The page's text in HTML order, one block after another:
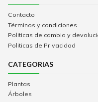
Contacto
Términos y condiciones
Politicas de cambio y
Politicas de Privacidad
CATEGORIAS
Plantas
Árboles